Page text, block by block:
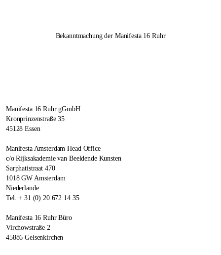
Bekanntmachung der Manifesta 16 Ruhr
Manifesta 16 Ruhr gGmbH
Kronprinzenstraße 35
45128 Essen
Manifesta Amsterdam Head Office
c/o Rijksakademie van Beeldende Kunsten
Sarphatistraat 470
1018 GW Amsterdam
Niederlande
Tel. + 31 (0) 20 672 14 35
Manifesta 16 Ruhr Büro
Virchowstraße 2
45886 Gelsenkirchen